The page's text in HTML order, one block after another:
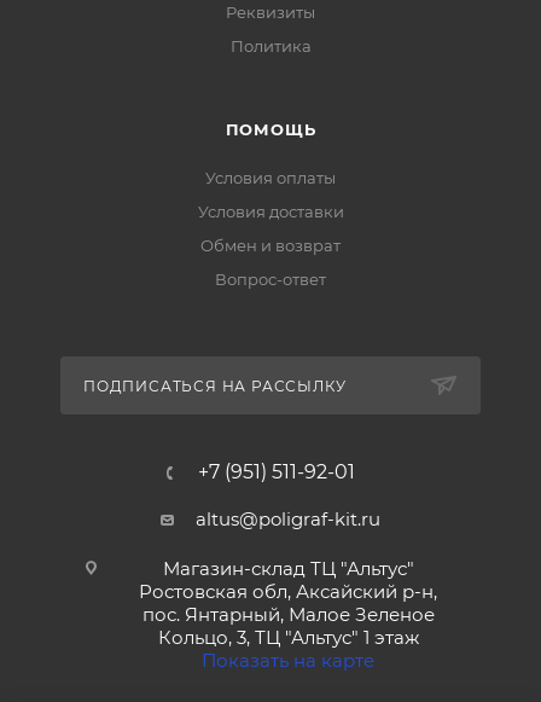
Реквизиты
Политика
ПОМОЩЬ
Условия оплаты
Условия доставки
Обмен и возврат
Вопрос-ответ
ПОДПИСАТЬСЯ НА РАССЫЛКУ
+7 (951) 511-92-01
altus@poligraf-kit.ru
Магазин-склад ТЦ "Альтус"
Ростовская обл, Аксайский р-н,
пос. Янтарный, Малое Зеленое
Кольцо, 3, ТЦ "Альтус" 1 этаж
Показать на карте